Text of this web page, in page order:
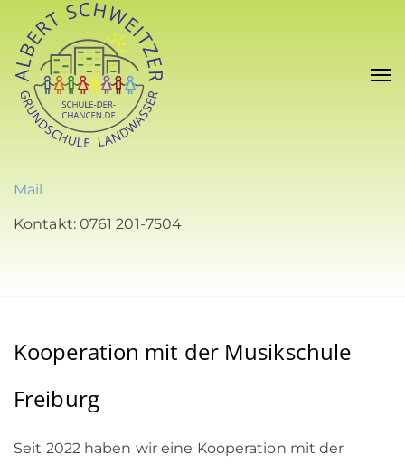
Mail
Kontakt: 0761 201-7504
Kooperation mit der Musikschule
Freiburg
Seit 2022 haben wir eine Kooperation mit der